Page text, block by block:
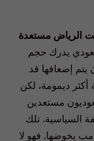
الرياض مستعدة
يدرك حجم
يتم إضعافها قد
أكثر ديمومة، لكن
مستعدين
السياسية. تلك
يخوضها. فهو لا